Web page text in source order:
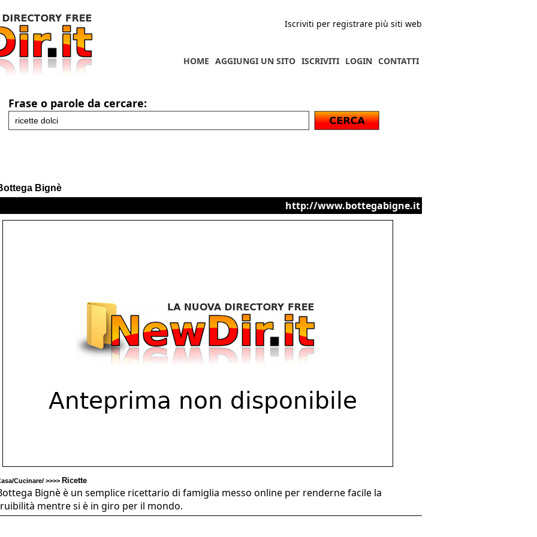
Iscriviti per registrare più siti web
CONTATTI
LOGIN
ISCRIVITI
AGGIUNGI UN SITO
HOME
Frase o parole da cercare:
Bignè
http://www.bottegabigne.it
Cucinare/ >>>> Ricette
Bignè è un semplice ricettario di famiglia messo online per renderne facile la
mentre si è in giro per il mondo.